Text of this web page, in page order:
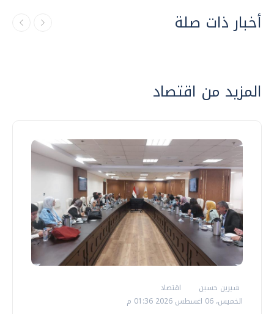
أخبار ذات صلة
المزيد من اقتصاد
شيرين حسين
اقتصاد
الخميس، 06 اغسطس 2026 01:36 م